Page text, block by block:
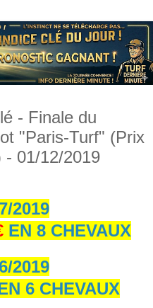
- Finale du
"Paris-Turf" (Prix
- 01/12/2019
2019
EN 8 CHEVAUX
2019
6 CHEVAUX